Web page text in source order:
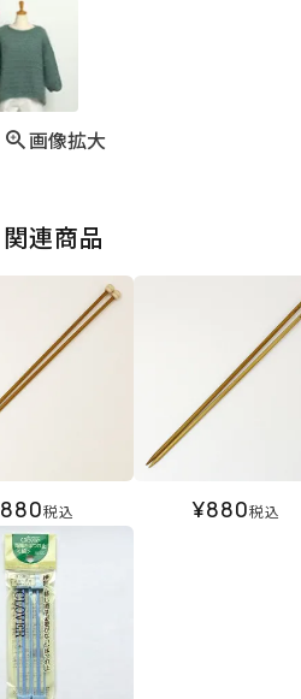
画像拡大
関連商品
880税込 ¥880税込